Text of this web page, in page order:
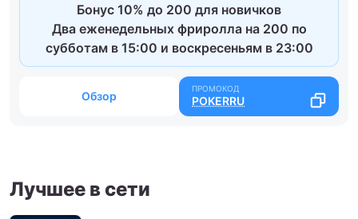
Бонус 10% до 200 для новичков
Два еженедельных фриролла на 200 по
субботам в 15:00 и воскресеньям в 23:00
Обзор POKERRU
Лучшее в сети